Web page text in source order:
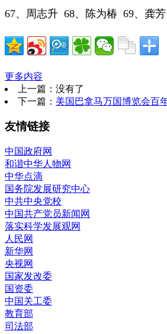
67、周志升 68、陈为椿 69、龚
更多内容
上一篇：没有了
下一篇： 美国巴拿马万国博览会百
友情链接
中国政府网
和谐中华人物网
中华点滴
国务院发展研究中心
中共中央党校
中国共产党员新闻网
落实科学发展观网
人民网
新华网
央视网
国家发改委
国资委
中国关工委
教育部
司法部